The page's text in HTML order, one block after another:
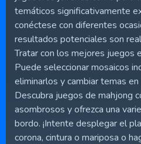
temáticos significativamente
conéctese con diferentes
resultados potenciales son
Tratar con los mejores juegos
Puede seleccionar mosaicos
eliminarlos y cambiar temas
Descubra juegos de mahjong
asombrosos y ofrezca una
bordo. ¡Intente desplegar el
corona, cintura o mariposa o